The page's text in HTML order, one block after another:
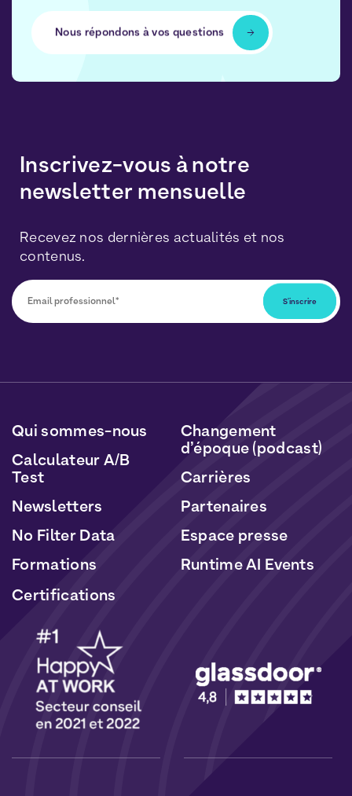
Nous répondons à vos questions
Inscrivez-vous à notre
newsletter mensuelle
Recevez nos dernières actualités et nos
contenus.
données seront traitées conformément à notre
et deCookies
Qui sommes-nous
Calculateur A/B
Test
Newsletters
No Filter Data
Formations
Changement
d’époque (podcast)
Carrières
Partenaires
Espace presse
Runtime AI Events
Certifications